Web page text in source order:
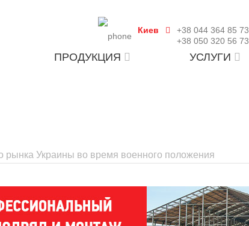
Киев
+38 044 364 85 73
+38 050 320 56 73
ПРОДУКЦИЯ УСЛУГИ
рынка Украины во время военного положения